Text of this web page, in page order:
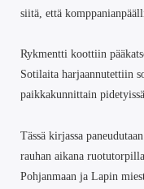
siitä, että
Rykmentti koottiin
Sotilaita harjaannutettiin
paikkakunnittain
Tässä kirjassa
rauhan aikana
Pohjanmaan ja Lapin